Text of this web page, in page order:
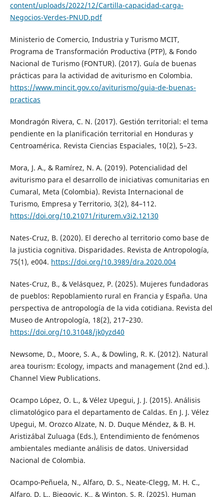
content/uploads/2022/12/Cartilla-capacidad-carga-
Negocios-Verdes-PNUD.pdf
Ministerio de Comercio, Industria y Turismo MCIT,
Programa de Transformación Productiva (PTP), & Fondo
Nacional de Turismo (FONTUR). (2017). Guía de buenas
prácticas para la actividad de aviturismo en Colombia.
https://www.mincit.gov.co/aviturismo/guia-de-buenas-
practicas
Mondragón Rivera, C. N. (2017). Gestión territorial: el tema
pendiente en la planificación territorial en Honduras y
Centroamérica. Revista Ciencias Espaciales, 10(2), 5–23.
Mora, J. A., & Ramírez, N. A. (2019). Potencialidad del
aviturismo para el desarrollo de iniciativas comunitarias en
Cumaral, Meta (Colombia). Revista Internacional de
Turismo, Empresa y Territorio, 3(2), 84–112.
https://doi.org/10.21071/riturem.v3i2.12130
Nates-Cruz, B. (2020). El derecho al territorio como base de
la justicia cognitiva. Disparidades. Revista de Antropología,
75(1), e004. https://doi.org/10.3989/dra.2020.004
Nates-Cruz, B., & Velásquez, P. (2025). Mujeres fundadoras
de pueblos: Repoblamiento rural en Francia y España. Una
perspectiva de antropología de la vida cotidiana. Revista del
Museo de Antropología, 18(2), 217–230.
https://doi.org/10.31048/jk0yzd40
Newsome, D., Moore, S. A., & Dowling, R. K. (2012). Natural
area tourism: Ecology, impacts and management (2nd ed.).
Channel View Publications.
Ocampo López, O. L., & Vélez Upegui, J. J. (2015). Análisis
climatológico para el departamento de Caldas. En J. J. Vélez
Upegui, M. Orozco Alzate, N. D. Duque Méndez, & B. H.
Aristizábal Zuluaga (Eds.), Entendimiento de fenómenos
ambientales mediante análisis de datos. Universidad
Nacional de Colombia.
Ocampo-Peñuela, N., Alfaro, D. S., Neate-Clegg, M. H. C.,
Alfaro, D. L., Bjegovic, K., & Winton, S. R. (2025). Human